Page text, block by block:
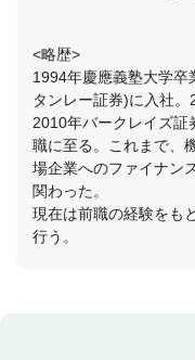
<略歴>
1994年慶應義塾大学卒
タンレー証券)に入社。
2010年バークレイズ証
職に至る。これまで、
場企業へのファイナン
関わった。
現在は前職の経験をも
行う。